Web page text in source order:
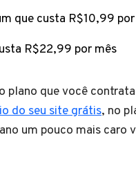
que custa R$10,99
R$22,99 por mês
plano que você
do seu site grátis, no
um pouco mais caro